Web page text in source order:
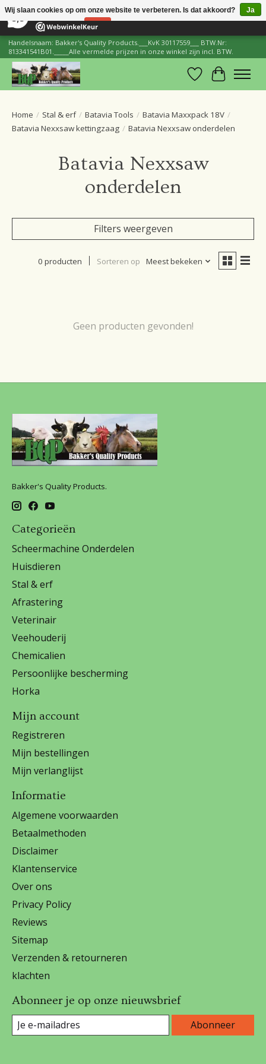
206 Reviews ×
Handelsnaam: Bakker's Quality Products.___KvK 30117559___ BTW.Nr:
813341541B01._____Alle vermelde prijzen in onze winkel zijn incl. BTW.
Verlanglijst
Home / Stal & erf / Batavia Tools / Batavia Maxxpack 18V /
Batavia Nexxsaw kettingzaag / Batavia Nexxsaw onderdelen
Batavia Nexxsaw
onderdelen
Filters weergeven
0 producten Sorteren op Meest bekeken
Geen producten gevonden!
Bakker's Quality Products.
Categorieën
Scheermachine Onderdelen
Huisdieren
Stal & erf
Afrastering
Veterinair
Veehouderij
Chemicalien
Persoonlijke bescherming
Horka
Mijn account
Registreren
Mijn bestellingen
Mijn verlanglijst
Informatie
Algemene voorwaarden
Betaalmethoden
Disclaimer
Klantenservice
Over ons
Privacy Policy
Reviews
Sitemap
Verzenden & retourneren
klachten
Abonneer je op onze nieuwsbrief
Abonneer
Wij slaan cookies op om onze website te verbeteren. Is dat akkoord?
Ja
Nee